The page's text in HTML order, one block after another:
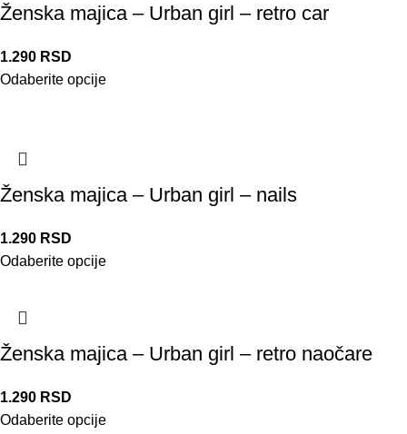
Ženska majica – Urban girl – retro car
1.290 RSD
Odaberite opcije
Ženska majica – Urban girl – nails
1.290 RSD
Odaberite opcije
Ženska majica – Urban girl – retro naočare
1.290 RSD
Odaberite opcije